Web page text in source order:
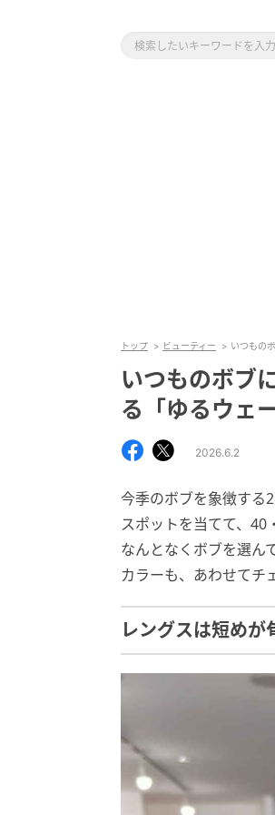
トップ ビューティー いつもの
いつものボブ
る「ゆるウェ
2026.6.2
今季のボブを象徴する
スポットを当てて、40
なんとなくボブを選ん
カラーも、あわせてチ
レングスは短めが